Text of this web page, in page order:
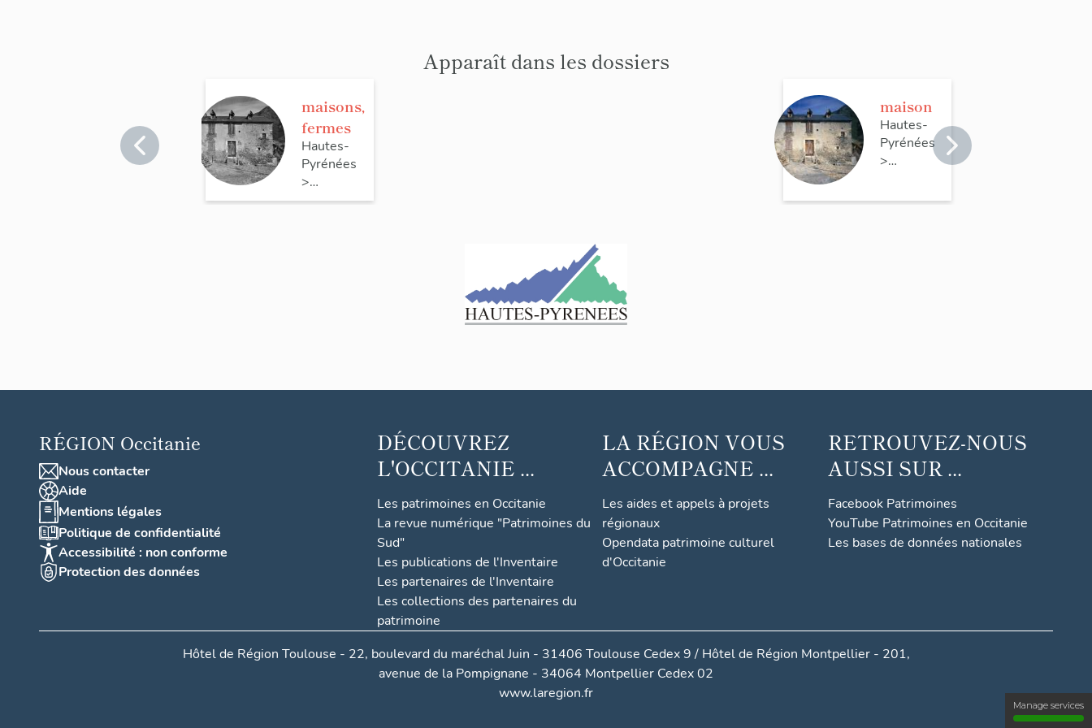
Apparaît dans les dossiers
maisons,
fermes
Hautes-
Pyrénées
>
Tramezaïgues
maison
Hautes-
Pyrénées
>
RÉGION Occitanie
Nous contacter
Aide
Mentions légales
Politique de confidentialité
Accessibilité : non conforme
Protection des données
DÉCOUVREZ
L'OCCITANIE ...
Les patrimoines en Occitanie
La revue numérique "Patrimoines du
Sud"
Les publications de l'Inventaire
Les partenaires de l'Inventaire
Les collections des partenaires du
patrimoine
LA RÉGION VOUS
ACCOMPAGNE ...
Les aides et appels à projets
régionaux
Opendata patrimoine culturel
d'Occitanie
RETROUVEZ-NOUS
AUSSI SUR ...
Facebook Patrimoines
YouTube Patrimoines en Occitanie
Les bases de données nationales
Hôtel de Région Toulouse - 22, boulevard du maréchal Juin - 31406 Toulouse Cedex 9 / Hôtel de Région Montpellier - 201,
avenue de la Pompignane - 34064 Montpellier Cedex 02
www.laregion.fr
Manage services